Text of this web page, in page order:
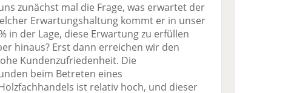
zunächst mal die Frage, was erwartet der
Erwartungshaltung kommt er in unser
in der Lage, diese Erwartung zu erfüllen
hinaus? Erst dann erreichen wir den
Kundenzufriedenheit. Die
beim Betreten eines
ist relativ hoch, und dieser